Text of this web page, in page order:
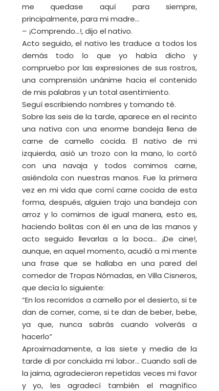
me quedase aquí para siempre,
principalmente, para mi madre…
– ¡Comprendo…!, dijo el nativo.
Acto seguido, el nativo les traduce a todos los
demás todo lo que yo había dicho y
compruebo por las expresiones de sus rostros,
una comprensión unánime hacia el contenido
de mis palabras y un total asentimiento.
Seguí escribiendo nombres y tomando té.
Sobre las seis de la tarde, aparece en el recinto
una nativa con una enorme bandeja llena de
carne de camello cocida. El nativo de mi
izquierda, asió un trozo con la mano, lo cortó
con una navaja y todos comimos carne,
asiéndola con nuestras manos. Fue la primera
vez en mi vida que comí carne cocida de esta
forma, después, alguien trajo una bandeja con
arroz y lo comimos de igual manera, esto es,
haciendo bolitas con él en una de las manos y
acto seguido llevarlas a la boca… ¡De cine!,
aunque, en aquel momento, acudió a mi mente
una frase que se hallaba en una pared del
comedor de Tropas Nómadas, en Villa Cisneros,
que decía lo siguiente:
“En los recorridos a camello por el desierto, si te
dan de comer, come, si te dan de beber, bebe,
ya que, nunca sabrás cuando volverás a
hacerlo”
Aproximadamente, a las siete y media de la
tarde di por concluida mi labor… Cuando salí de
la jaima, agradecieron repetidas veces mi favor
y yo, les agradecí también el magnífico